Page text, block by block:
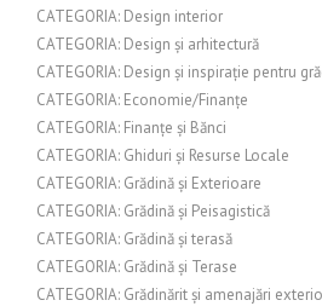
CATEGORIA: Design interior
CATEGORIA: Design și arhitectură
CATEGORIA: Design și inspirație pentru
CATEGORIA: Economie/Finanțe
CATEGORIA: Finanțe și Bănci
CATEGORIA: Ghiduri și Resurse Locale
CATEGORIA: Grădină și Exterioare
CATEGORIA: Grădină și Peisagistică
CATEGORIA: Grădină și terasă
CATEGORIA: Grădină și Terase
CATEGORIA: Grădinărit și amenajări